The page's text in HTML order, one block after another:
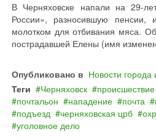
В Черняховске напали на 29-
России», разносившую
молотком для отбивания мяса.
пострадавшей Елены (имя
Опубликовано в Новости города
Теги
Черняховск происшествие
почтальон
нападение почта
подъезд
черняховская црб
уголовное дело